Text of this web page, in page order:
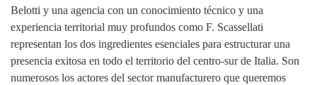
Belotti y una agencia con un conocimiento técnico y una
experiencia territorial muy profundos como F. Scassellati
representan los dos ingredientes esenciales para estructurar una
presencia exitosa en todo el territorio del centro‑sur de Italia. Son
numerosos los actores del sector manufacturero que queremos